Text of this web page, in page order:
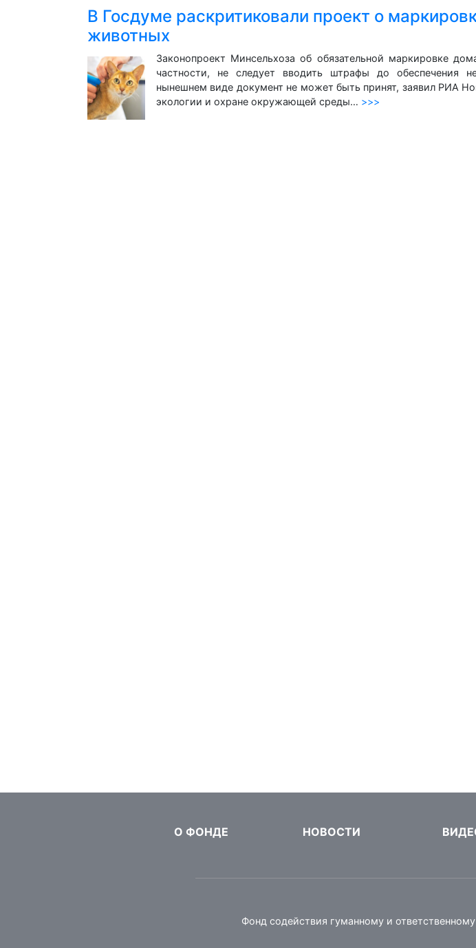
В Госдуме раскритиковали проект о
животных
Законопроект Минсельхоза об обязательной маркировке
частности, не следует вводить штрафы до обеспечения
нынешнем виде документ не может быть принят, заявил РИА
экологии и охране окружающей среды… >>>
О ФОНДЕ НОВОСТИ
Фонд содействия гуманному и